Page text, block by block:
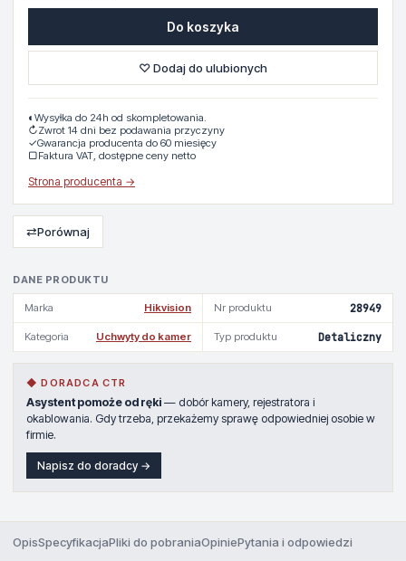
DANE PRODUKTU
Marka Hikvision Nr produktu 28949
Kategoria Uchwyty do kamer Typ produktu Detaliczny
◆ DORADCA CTR
Asystent pomoże od ręki — dobór kamery, rejestratora i
okablowania. Gdy trzeba, przekażemy sprawę odpowiedniej osobie w
firmie.
Napisz do doradcy →
Do koszyka
♡ Dodaj do ulubionych
◐ Wysyłka do 24h od skompletowania.
↻Zwrot 14 dni bez podawania przyczyny
✓Gwarancja producenta do 60 miesięcy
▢Faktura VAT, dostępne ceny netto
Strona producenta →
⇄Porównaj
OpisSpecyfikacjaPliki do pobraniaOpiniePytania i odpowiedzi